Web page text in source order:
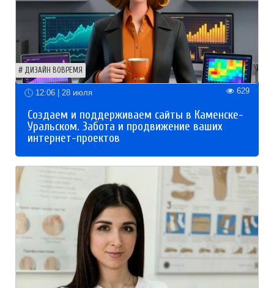
ДИЗАЙН ВОВРЕМЯ
12:06 | 28 июля 629
Создаем и поддерживаем сайты в Каменске-
Уральском. Забота и продвижение ваших
интернет-проектов